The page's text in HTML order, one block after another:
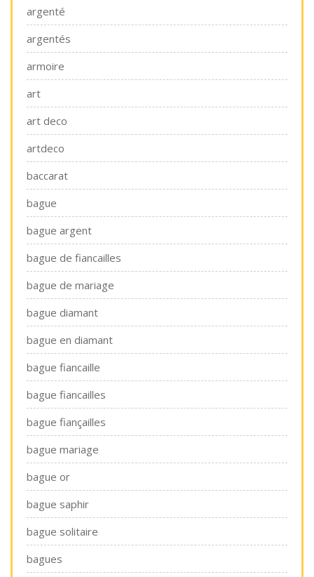
argenté
argentés
armoire
art
art deco
artdeco
baccarat
bague
bague argent
bague de fiancailles
bague de mariage
bague diamant
bague en diamant
bague fiancaille
bague fiancailles
bague fiançailles
bague mariage
bague or
bague saphir
bague solitaire
bagues